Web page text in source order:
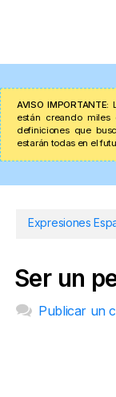
AVISO IMPORTANTE:
están creando
definiciones que
estarán todas en el
Expresiones
Ser un
Publicar un